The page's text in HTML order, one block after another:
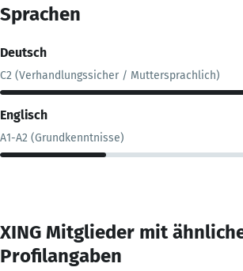
Sprachen
Deutsch
C2 (Verhandlungssicher / Muttersprachlich)
Englisch
A1-A2 (Grundkenntnisse)
XING Mitglieder mit
Profilangaben